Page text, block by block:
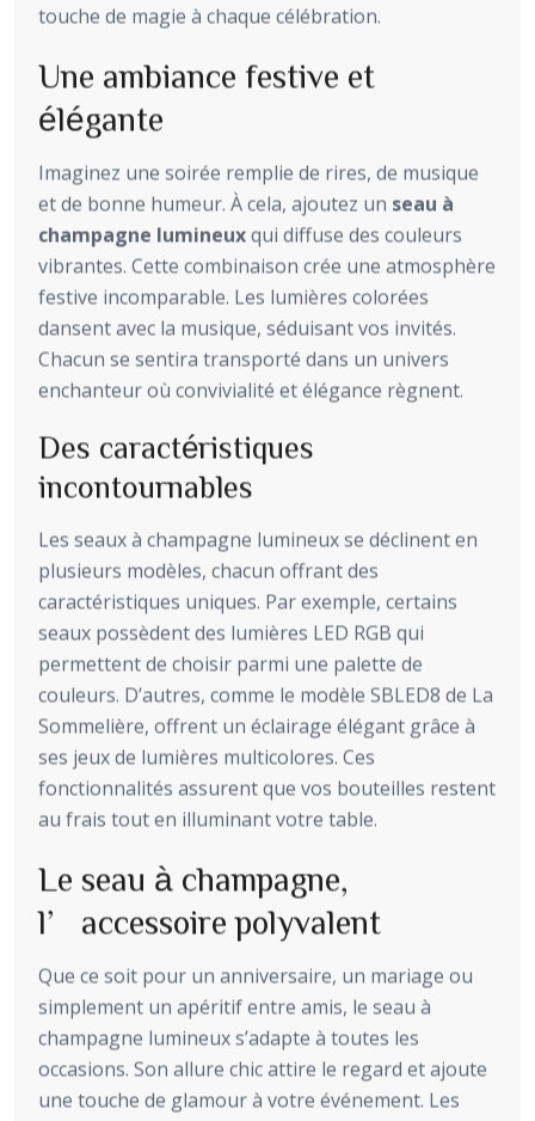
touche de magie à chaque célébration.
Une ambiance festive et
élégante
Imaginez une soirée remplie de rires, de musique
et de bonne humeur. À cela, ajoutez un seau à
champagne lumineuxqui diffuse des couleurs
vibrantes. Cette combinaison crée une atmosphère
festive incomparable. Les lumières colorées
dansent avec la musique, séduisant vos invités.
Chacun se sentira transporté dans un univers
enchanteur où convivialité et élégance règnent.
Des caractéristiques
incontournables
Les seaux à champagne lumineux se déclinent en
plusieurs modèles, chacun offrant des
caractéristiques uniques. Par exemple, certains
seaux possèdent des lumières LED RGB qui
permettent de choisir parmi une palette de
couleurs. D’autres, comme le modèle SBLED8 de La
Sommelière, offrent un éclairage élégant grâce à
ses jeux de lumières multicolores. Ces
fonctionnalités assurent que vos bouteilles restent
au frais tout en illuminant votre table.
Le seau à champagne,
l’accessoire polyvalent
Que ce soit pour un anniversaire, un mariage ou
simplement un apéritif entre amis, le seau à
champagne lumineux s’adapte à toutes les
occasions. Son allure chic attire le regard et ajoute
une touche de glamour à votre événement. Les